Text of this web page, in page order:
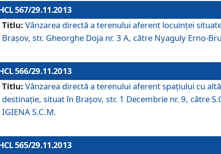
567/29.11.2013
Titlu: Vânzarea directă a terenului aferent locuinţei
Braşov, str. Gheorghe Doja nr. 3 A, către Nyaguly Erno-
566/29.11.2013
Titlu: Vânzarea directă a terenului aferent spaţiului cu altă
destinaţie, situat în Braşov, str. 1 Decembrie nr. 9, către
IGIENA S.C.M.
565/29.11.2013